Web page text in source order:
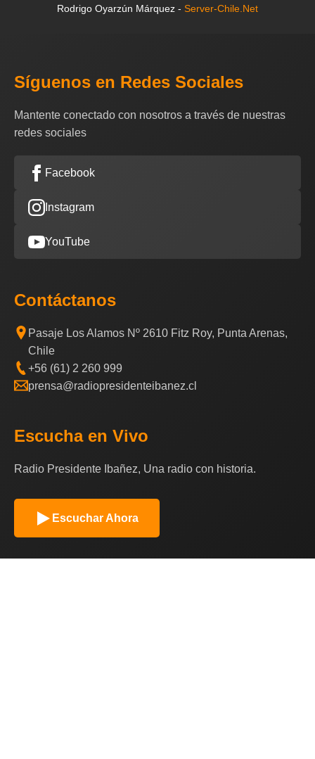
Rodrigo Oyarzún Márquez - Server-Chile.Net
Síguenos en Redes Sociales
Mantente conectado con nosotros a través de nuestras
redes sociales
Facebook
Instagram
YouTube
Contáctanos
Pasaje Los Alamos Nº 2610 Fitz Roy, Punta Arenas,
Chile
+56 (61) 2 260 999
prensa@radiopresidenteibanez.cl
Escucha en Vivo
Radio Presidente Ibañez, Una radio con historia.
Escuchar Ahora